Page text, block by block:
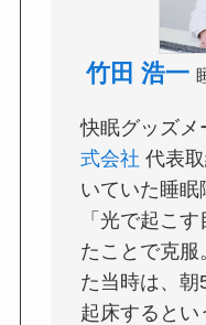
竹田 浩一
快眠グッズメ
式会社 代表
いていた睡眠
「光で起こ
たことで克服
た当時は、朝
起床するとい